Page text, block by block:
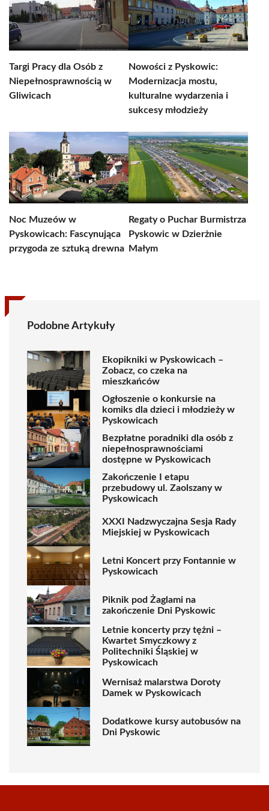
Targi Pracy dla Osób z
Niepełnosprawnością w
Gliwicach
Nowości z Pyskowic:
Modernizacja mostu,
kulturalne wydarzenia i
sukcesy młodzieży
Noc Muzeów w
Pyskowicach: Fascynująca
przygoda ze sztuką drewna
Regaty o Puchar Burmistrza
Pyskowic w Dzierżnie
Małym
Podobne Artykuły
Ekopikniki w Pyskowicach –
Zobacz, co czeka na
mieszkańców
Ogłoszenie o konkursie na
komiks dla dzieci i młodzieży w
Pyskowicach
Bezpłatne poradniki dla osób z
niepełnosprawnościami
dostępne w Pyskowicach
Zakończenie I etapu
przebudowy ul. Zaolszany w
Pyskowicach
XXXI Nadzwyczajna Sesja Rady
Miejskiej w Pyskowicach
Letni Koncert przy Fontannie w
Pyskowicach
Piknik pod Żaglami na
zakończenie Dni Pyskowic
Letnie koncerty przy tężni –
Kwartet Smyczkowy z
Politechniki Śląskiej w
Pyskowicach
Wernisaż malarstwa Doroty
Damek w Pyskowicach
Dodatkowe kursy autobusów na
Dni Pyskowic